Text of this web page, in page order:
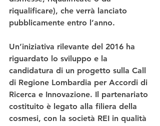
riqualificare), che verrà lanciato
pubblicamente entro l’anno.
Un’iniziativa rilevante del 2016 ha
riguardato lo sviluppo e la
candidatura di un progetto sulla Call
di Regione Lombardia per Accordi di
Ricerca e Innovazione. Il partenariato
costituito è legato alla filiera della
cosmesi, con la società REI in qualità